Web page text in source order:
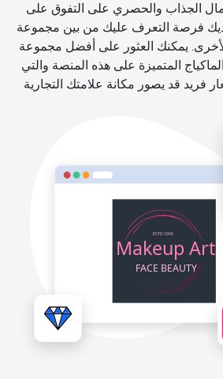
الجذاب والحصري على التفوق على
فرصة التعرف عليك من بين مجموعة
يمكنك العثور على أفضل مجموعة
المتميزة على هذه المنصة والتي